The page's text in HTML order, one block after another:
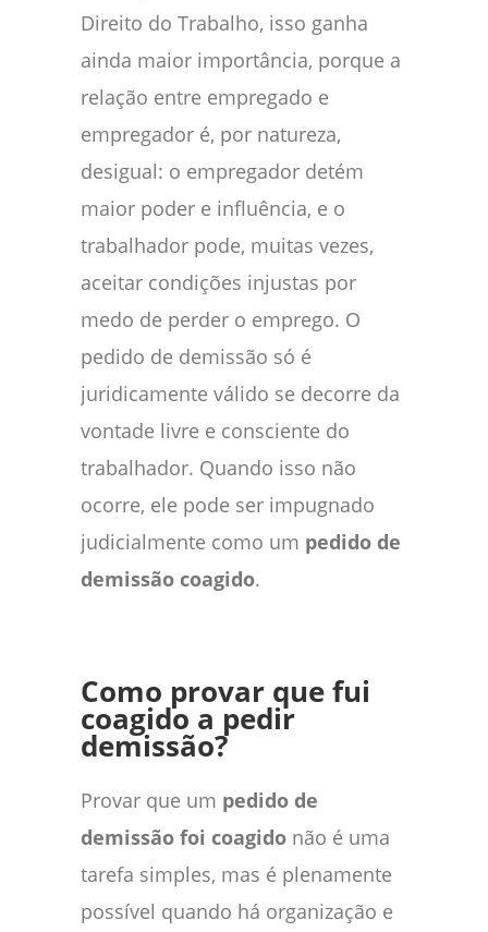
Direito do Trabalho, isso ganha
ainda maior importância, porque a
relação entre empregado e
empregador é, por natureza,
desigual: o empregador detém
maior poder e influência, e o
trabalhador pode, muitas vezes,
aceitar condições injustas por
medo de perder o emprego. O
pedido de demissão só é
juridicamente válido se decorre da
vontade livre e consciente do
trabalhador. Quando isso não
ocorre, ele pode ser impugnado
judicialmente como um pedido de
demissão coagido.
Como provar que fui
coagido a pedir
demissão?
Provar que um pedido de
demissão foi coagido não é uma
tarefa simples, mas é plenamente
possível quando há organização e